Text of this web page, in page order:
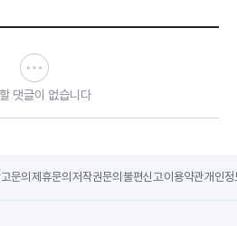
댓글이 없습니다
문의 제휴문의 저작권문의 불편신고이용약관개인정